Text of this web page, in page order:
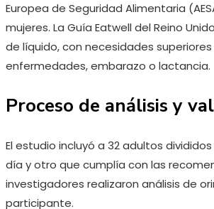
Europea de Seguridad Alimentaria
mujeres. La Guía Eatwell del Reino
de líquido, con necesidades
enfermedades, embarazo o lactancia.
Proceso de análisis y
El estudio incluyó a 32 adultos
día y otro que cumplía con las
investigadores realizaron análisis de
participante.